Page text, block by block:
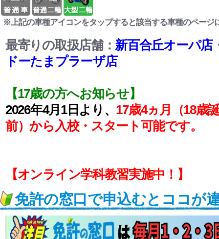
※上記の車種アイコンをタップすると該当する車種のページ
最寄りの取扱店舗： 新百合丘オーパ店
ドーたまプラーザ店
【17歳の方へお知らせ】
2026年4月1日より、 17歳4ヵ月（18歳
前）から入校・スタート可能です。
【オンライン学科教習実施中！】
免許の窓口で申込むとココが